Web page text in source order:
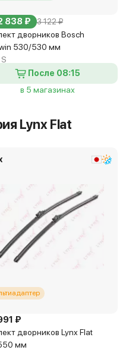
838 ₽ 3 122 ₽
дворников Bosch
530/530 мм
После 08:15
в 5 магазинах
Lynx Flat
₽
дворников Lynx Flat
мм